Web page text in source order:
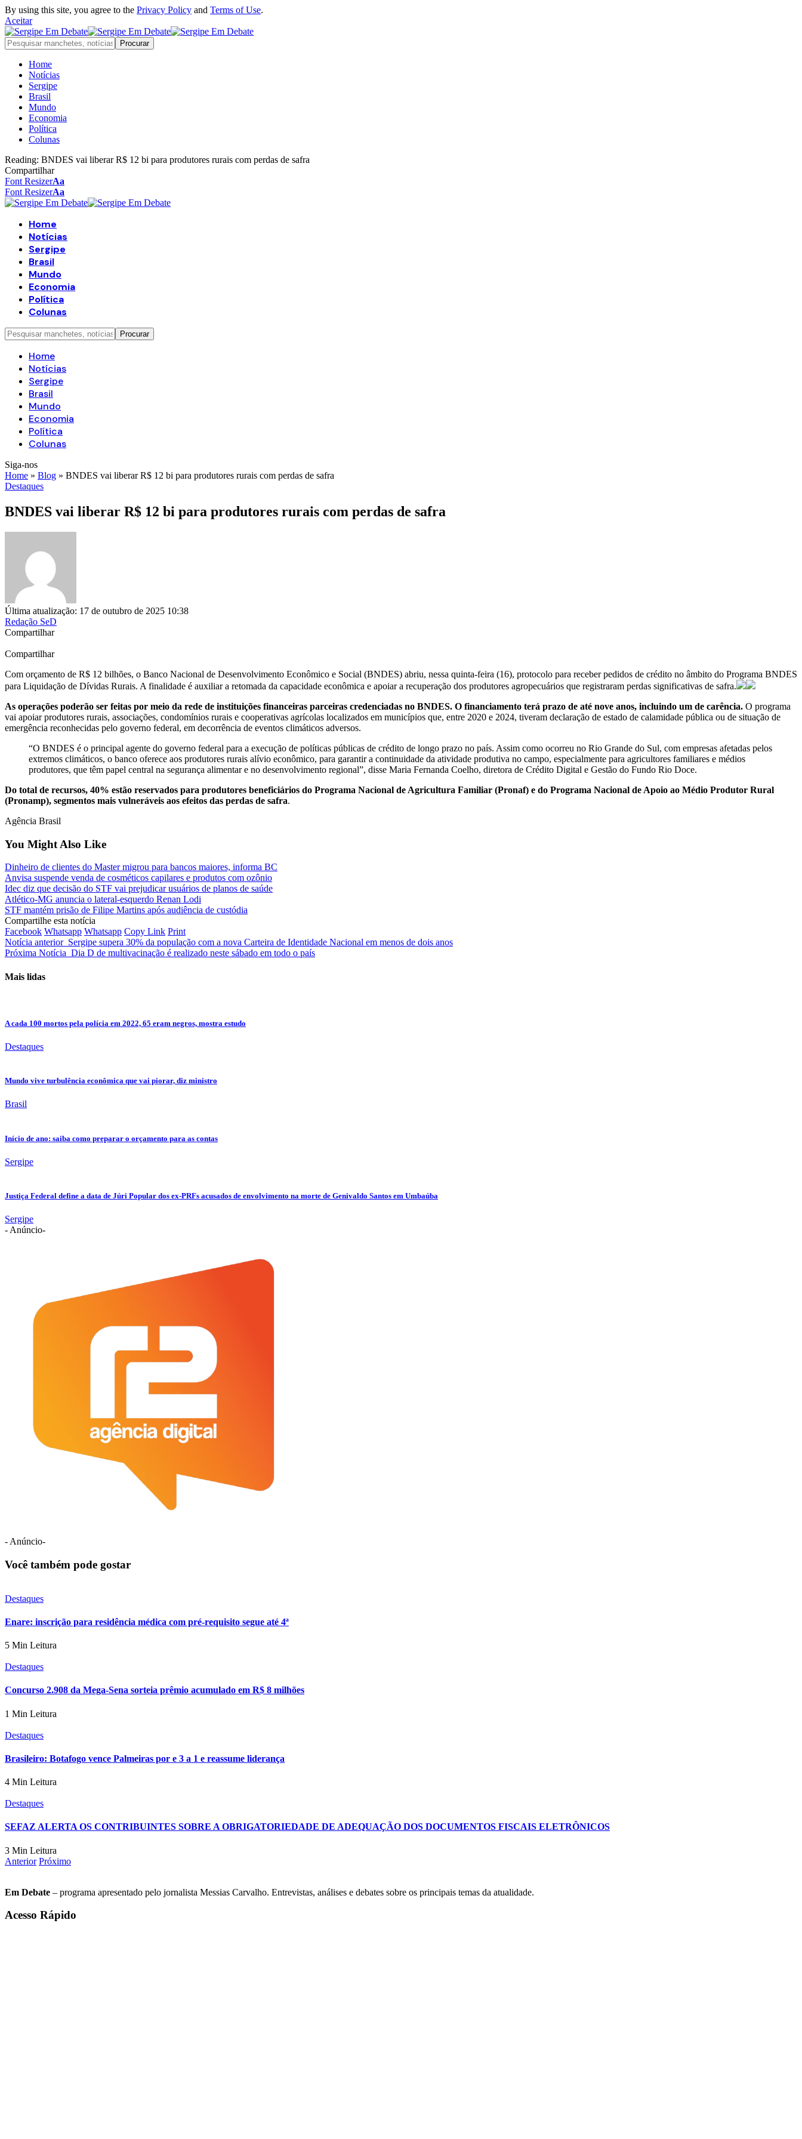
By using this site, you agree to the Privacy Policy and Terms of Use.
Aceitar
Home
Notícias
Sergipe
Brasil
Mundo
Economia
Política
Colunas
Reading: BNDES vai liberar R$ 12 bi para produtores rurais com perdas de safra
Compartilhar
Font ResizerAa
Font ResizerAa
Home
Notícias
Sergipe
Brasil
Mundo
Economia
Política
Colunas
Home
Notícias
Sergipe
Brasil
Mundo
Economia
Política
Colunas
Siga-nos
Home » Blog » BNDES vai liberar R$ 12 bi para produtores rurais com perdas de safra
Destaques
BNDES vai liberar R$ 12 bi para produtores rurais com perdas de safra
Última atualização: 17 de outubro de 2025 10:38
Redação SeD
Compartilhar
Compartilhar
Com orçamento de R$ 12 bilhões, o Banco Nacional de Desenvolvimento Econômico e Social (BNDES) abriu, nessa quinta-feira (16), protocolo para receber pedidos de crédito no âmbito do Programa BNDES
para Liquidação de Dívidas Rurais. A finalidade é auxiliar a retomada da capacidade econômica e apoiar a recuperação dos produtores agropecuários que registraram perdas significativas de safra.
As operações poderão ser feitas por meio da rede de instituições financeiras parceiras credenciadas no BNDES. O financiamento terá prazo de até nove anos, incluindo um de carência. O programa
vai apoiar produtores rurais, associações, condomínios rurais e cooperativas agrícolas localizados em municípios que, entre 2020 e 2024, tiveram declaração de estado de calamidade pública ou de situação de
emergência reconhecidas pelo governo federal, em decorrência de eventos climáticos adversos.
“O BNDES é o principal agente do governo federal para a execução de políticas públicas de crédito de longo prazo no país. Assim como ocorreu no Rio Grande do Sul, com empresas afetadas pelos
extremos climáticos, o banco oferece aos produtores rurais alívio econômico, para garantir a continuidade da atividade produtiva no campo, especialmente para agricultores familiares e médios
produtores, que têm papel central na segurança alimentar e no desenvolvimento regional”, disse Maria Fernanda Coelho, diretora de Crédito Digital e Gestão do Fundo Rio Doce.
Do total de recursos, 40% estão reservados para produtores beneficiários do Programa Nacional de Agricultura Familiar (Pronaf) e do Programa Nacional de Apoio ao Médio Produtor Rural
(Pronamp), segmentos mais vulneráveis aos efeitos das perdas de safra.
Agência Brasil
You Might Also Like
Dinheiro de clientes do Master migrou para bancos maiores, informa BC
Anvisa suspende venda de cosméticos capilares e produtos com ozônio
Idec diz que decisão do STF vai prejudicar usuários de planos de saúde
Atlético-MG anuncia o lateral-esquerdo Renan Lodi
STF mantém prisão de Filipe Martins após audiência de custódia
Compartilhe esta notícia
Facebook Whatsapp Whatsapp Copy Link Print
Notícia anterior Sergipe supera 30% da população com a nova Carteira de Identidade Nacional em menos de dois anos
Próxima Notícia Dia D de multivacinação é realizado neste sábado em todo o país
Mais lidas
A cada 100 mortos pela polícia em 2022, 65 eram negros, mostra estudo
Destaques
Mundo vive turbulência econômica que vai piorar, diz ministro
Brasil
Início de ano: saiba como preparar o orçamento para as contas
Sergipe
Justiça Federal define a data de Júri Popular dos ex-PRFs acusados de envolvimento na morte de Genivaldo Santos em Umbaúba
Sergipe
- Anúncio-
- Anúncio-
Você também pode gostar
Destaques
Enare: inscrição para residência médica com pré-requisito segue até 4ª
5 Min Leitura
Destaques
Concurso 2.908 da Mega-Sena sorteia prêmio acumulado em R$ 8 milhões
1 Min Leitura
Destaques
Brasileiro: Botafogo vence Palmeiras por e 3 a 1 e reassume liderança
4 Min Leitura
Destaques
SEFAZ ALERTA OS CONTRIBUINTES SOBRE A OBRIGATORIEDADE DE ADEQUAÇÃO DOS DOCUMENTOS FISCAIS ELETRÔNICOS
3 Min Leitura
Anterior Próximo
Em Debate – programa apresentado pelo jornalista Messias Carvalho. Entrevistas, análises e debates sobre os principais temas da atualidade.
Acesso Rápido